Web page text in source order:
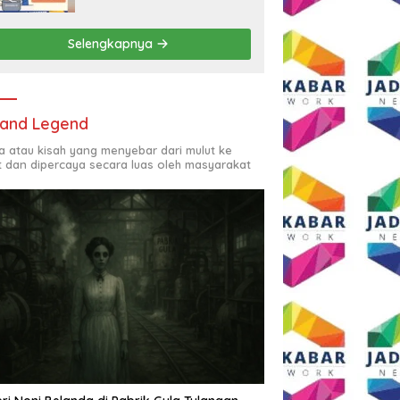
Selengkapnya
Legend
atau kisah yang menyebar dari mulut ke
dan dipercaya secara luas oleh masyarakat